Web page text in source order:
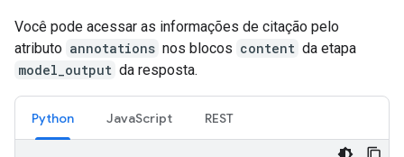
Você pode acessar as informações de citação pelo
atributo annotations nos blocos content da etapa
model_output da resposta.
Python JavaScript REST